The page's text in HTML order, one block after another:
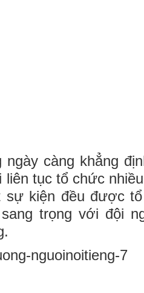
ngày càng khẳng
tục tổ chức
sự kiện đều được
trọng với đội